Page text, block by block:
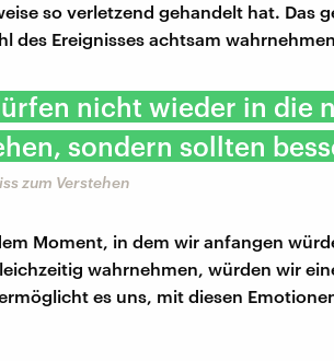
so verletzend gehandelt hat. Das
des Ereignisses achtsam
nicht wieder in die
sondern sollten
zum Verstehen
Moment, in dem wir anfangen
wahrnehmen, würden wir
es uns, mit diesen